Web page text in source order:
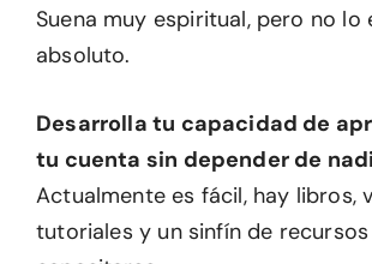
Suena muy espiritual, pero no lo
absoluto.
Desarrolla tu capacidad de
tu cuenta sin depender de
Actualmente es fácil, hay libros,
tutoriales y un sinfín de